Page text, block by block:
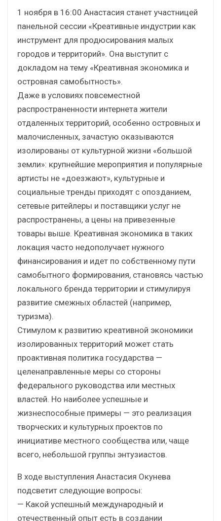
1 ноября в 16:00 Анастасия станет участницей
панельной сессии «Креативные индустрии как
инструмент для продюсирования малых
городов и территорий». Она выступит с
докладом на тему «Креативная экономика и
островная самобытность».
Даже в условиях повсеместной
распространенности интернета жители
отдаленных территорий, особенно островных и
малочисленных, зачастую оказываются
изолированы от культурной жизни «большой
земли»: крупнейшие мероприятия и популярные
артисты не «доезжают», культурные и
социальные тренды приходят с опозданием,
сетевые ритейлеры и поставщики услуг не
распространены, а цены на привезенные
товары выше. Креативная экономика в таких
локация часто недополучает нужного
финансирования и идет по собственному пути
самобытного формирования, становясь частью
локального бренда территории и стимулируя
развитие смежных областей (например,
туризма).
Стимулом к развитию креативной экономики
изолированных территорий может стать
проактивная политика государства —
целенаправленные меры со стороны
федерального руководства или местных
властей. Но наиболее успешные и
жизнеспособные примеры — это реализация
творческих и культурных проектов по
инициативе местного сообщества или, чаще
всего, небольшой группы энтузиастов.
В ходе выступления Анастасия Окунева
подсветит следующие вопросы:
— Какой успешный международный и
отечественный опыт есть в создании